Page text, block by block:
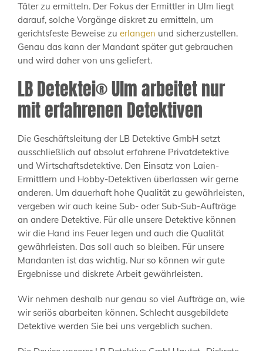
Täter zu ermitteln. Der Fokus der Ermittler in Ulm liegt
darauf, solche Vorgänge diskret zu ermitteln, um
gerichtsfeste Beweise zu erlangen und sicherzustellen.
Genau das kann der Mandant später gut gebrauchen
und wird daher von uns geliefert.
LB Detektei® Ulm arbeitet nur
mit erfahrenen Detektiven
Die Geschäftsleitung der LB Detektive GmbH setzt
ausschließlich auf absolut erfahrene Privatdetektive
und Wirtschaftsdetektive. Den Einsatz von Laien-
Ermittlern und Hobby-Detektiven überlassen wir gerne
anderen. Um dauerhaft hohe Qualität zu gewährleisten,
vergeben wir auch keine Sub- oder Sub-Sub-Aufträge
an andere Detektive. Für alle unsere Detektive können
wir die Hand ins Feuer legen und auch die Qualität
gewährleisten. Das soll auch so bleiben. Für unsere
Mandanten ist das wichtig. Nur so können wir gute
Ergebnisse und diskrete Arbeit gewährleisten.
Wir nehmen deshalb nur genau so viel Aufträge an, wie
wir seriös abarbeiten können. Schlecht ausgebildete
Detektive werden Sie bei uns vergeblich suchen.